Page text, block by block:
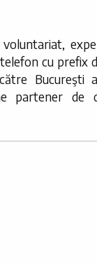
cu prefix
Bucureşti
partener de